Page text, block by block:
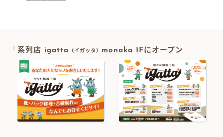
系列店 igatta （イガッタ） monaka 1Fにオープン